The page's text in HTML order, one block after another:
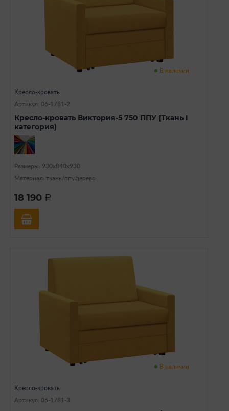
В наличии
Кресло-кровать
Артикул: 06-1781-2
Кресло-кровать Виктория-5 750 ППУ (Ткань I
категория)
Размеры: 930х840х930
Материал: ткань/ппу/дерево
18 190 a
В наличии
Кресло-кровать
Артикул: 06-1781-3